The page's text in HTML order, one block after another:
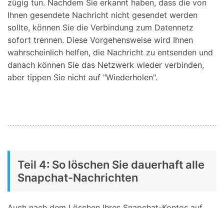
zügig tun. Nachdem Sie erkannt haben, dass die von
Ihnen gesendete Nachricht nicht gesendet werden
sollte, können Sie die Verbindung zum Datennetz
sofort trennen. Diese Vorgehensweise wird Ihnen
wahrscheinlich helfen, die Nachricht zu entsenden und
danach können Sie das Netzwerk wieder verbinden,
aber tippen Sie nicht auf "Wiederholen".
Teil 4: So löschen Sie dauerhaft alle
Snapchat-Nachrichten